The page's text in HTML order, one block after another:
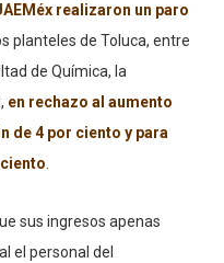
realizaron un paro
planteles de Toluca, entre
de Química, la
en rechazo al aumento
de 4 por ciento y para
.
sus ingresos apenas
el personal del